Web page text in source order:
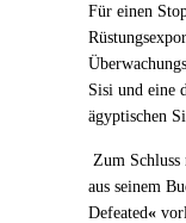
Für einen
Sisi und eine
ägyptischen
Zum
aus seinem
Defeated«